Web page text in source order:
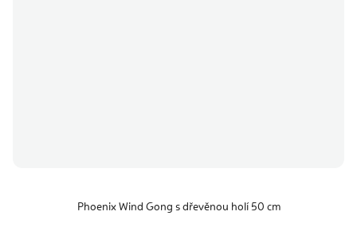
Phoenix Wind Gong s dřevěnou holí 50 cm